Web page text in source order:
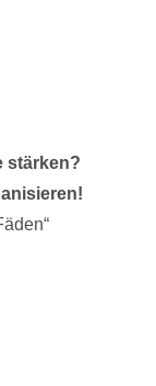
stärken?